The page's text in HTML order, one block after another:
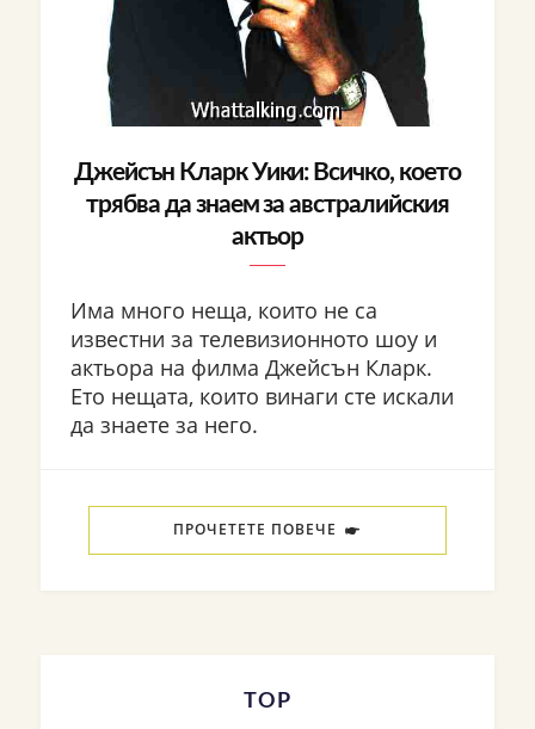
Джейсън Кларк Уики: Всичко, което
трябва да знаем за австралийския
актьор
Има много неща, които не са
известни за телевизионното шоу и
актьора на филма Джейсън Кларк.
Ето нещата, които винаги сте искали
да знаете за него.
ПРОЧЕТЕТЕ ПОВЕЧЕ
TOP